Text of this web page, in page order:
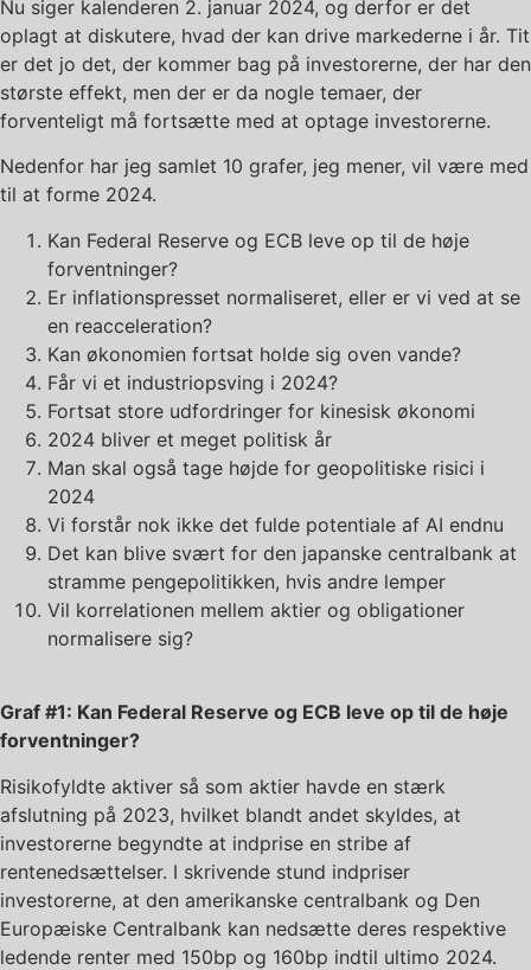
Nu siger kalenderen 2. januar 2024, og derfor er det
oplagt at diskutere, hvad der kan drive markederne i år. Tit
er det jo det, der kommer bag på investorerne, der har den
største effekt, men der er da nogle temaer, der
forventeligt må fortsætte med at optage investorerne.
Nedenfor har jeg samlet 10 grafer, jeg mener, vil være med
til at forme 2024.
Kan Federal Reserve og ECB leve op til de høje
forventninger?
Er inflationspresset normaliseret, eller er vi ved at se
en reacceleration?
Kan økonomien fortsat holde sig oven vande?
Får vi et industriopsving i 2024?
Fortsat store udfordringer for kinesisk økonomi
2024 bliver et meget politisk år
Man skal også tage højde for geopolitiske risici i
2024
Vi forstår nok ikke det fulde potentiale af AI endnu
Det kan blive svært for den japanske centralbank at
stramme pengepolitikken, hvis andre lemper
Vil korrelationen mellem aktier og obligationer
normalisere sig?
Graf #1: Kan Federal Reserve og ECB leve op til de høje
forventninger?
Risikofyldte aktiver så som aktier havde en stærk
afslutning på 2023, hvilket blandt andet skyldes, at
investorerne begyndte at indprise en stribe af
rentenedsættelser. I skrivende stund indpriser
investorerne, at den amerikanske centralbank og Den
Europæiske Centralbank kan nedsætte deres respektive
ledende renter med 150bp og 160bp indtil ultimo 2024.